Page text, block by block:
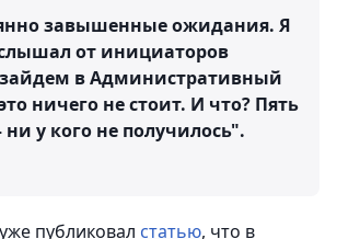
завышенные ожидания. Я
от инициаторов
в Административный
ничего не стоит. И что? Пять
у кого не получилось".
публиковал статью, что в